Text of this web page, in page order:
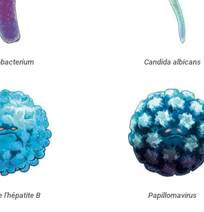
l'hépatite B
Candida albicans
Papillomavirus